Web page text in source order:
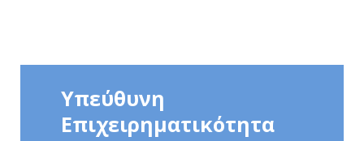
Υπεύθυνη
Επιχειρηματικότητα